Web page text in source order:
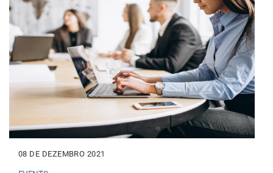
08 DE DEZEMBRO 2021